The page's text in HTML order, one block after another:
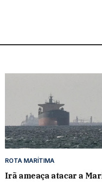
ROTA MARÍTIMA
Irã ameaça atacar a